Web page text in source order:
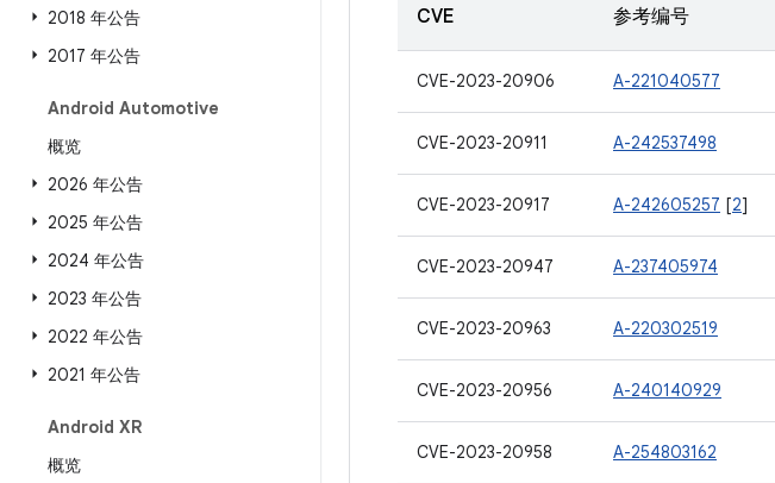
2018 年公告
2017 年公告
Android Automotive
概览
2026 年公告
2025 年公告
2024 年公告
2023 年公告
2022 年公告
2021 年公告
Android XR
概览
CVE 参考编号
CVE-2023-20906 A-221040577
CVE-2023-20911 A-242537498
CVE-2023-20917 A-242605257 [2]
CVE-2023-20947 A-237405974
CVE-2023-20963 A-220302519
CVE-2023-20956 A-240140929
CVE-2023-20958 A-254803162